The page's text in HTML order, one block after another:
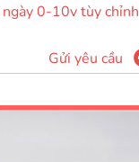
0-10v tùy chỉnh
Gửi yêu cầu